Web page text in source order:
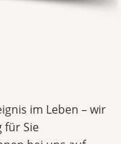
im Leben – wir
für Sie